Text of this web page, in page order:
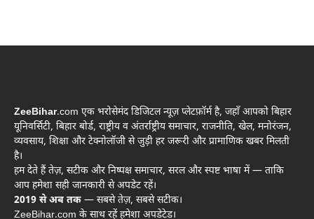
ZeeBihar.com एक भरोसेमंद डिजिटल न्यूज़ प्लेटफ़ॉर्म है, जहाँ आपको बिहार
यूनिवर्सिटी, बिहार बोर्ड, राष्ट्रीय व अंतर्राष्ट्रीय समाचार, राजनीति, खेल, मनोरंजन,
व्यवसाय, शिक्षा और टेक्नोलॉजी से जुड़ी हर जरूरी और प्रामाणिक खबर मिलती
है।
हम देते हैं तेज़, सटीक और निष्पक्ष समाचार, सरल और स्पष्ट भाषा में — ताकि
आप हमेशा सही जानकारी से अपडेट रहें।
2019 से अब तक — सबसे तेज़, सबसे सटीक।
ZeeBihar.com के साथ रहें हमेशा अपडेटेड।